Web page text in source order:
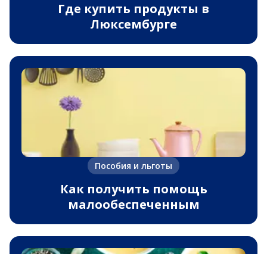
Где купить продукты в
Люксембурге
Пособия и льготы
Как получить помощь
малообеспеченным